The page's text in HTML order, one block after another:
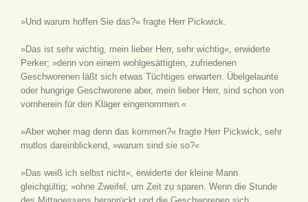
»Und warum hoffen Sie das?« fragte Herr Pickwick.
»Das ist sehr wichtig, mein lieber Herr, sehr wichtig«, erwiderte
Perker; »denn von einem wohlgesättigten, zufriedenen
Geschworenen läßt sich etwas Tüchtiges erwarten. Übelgelaunte
oder hungrige Geschworene aber, mein lieber Herr, sind schon von
vornherein für den Kläger eingenommen.«
»Aber woher mag denn das kommen?« fragte Herr Pickwick, sehr
mutlos dareinblickend, »warum sind sie so?«
»Das weiß ich selbst nicht«, erwiderte der kleine Mann
gleichgültig; »ohne Zweifel, um Zeit zu sparen. Wenn die Stunde